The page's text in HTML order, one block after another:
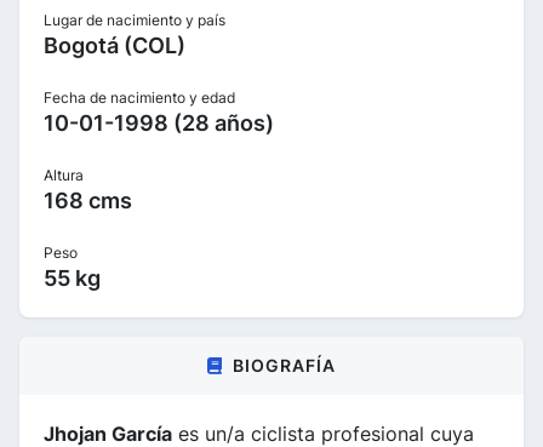
Lugar de nacimiento y país
Bogotá (COL)
Fecha de nacimiento y edad
10-01-1998 (28 años)
Altura
168 cms
Peso
55 kg
BIOGRAFÍA
Jhojan García es un/a ciclista profesional cuya